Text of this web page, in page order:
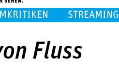
STREAMING
Fluss